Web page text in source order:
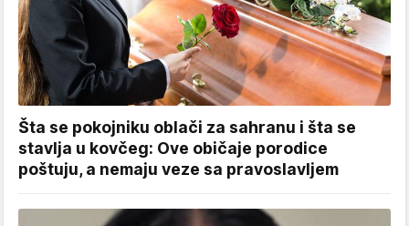
Šta se pokojniku oblači za sahranu i šta se
stavlja u kovčeg: Ove običaje porodice
poštuju, a nemaju veze sa pravoslavljem